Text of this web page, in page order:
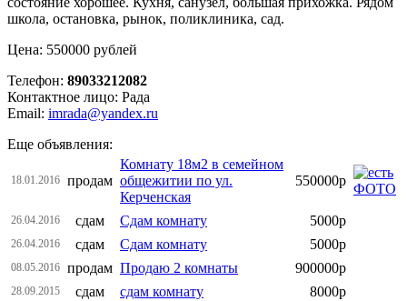
школа, остановка, рынок, поликлиника, сад.
Цена: 550000 рублей
Телефон: 89033212082
Контактное лицо: Рада
Email: imrada@yandex.ru
Еще объявления:
18.01.2016 продам
Комнату 18м2 в семейном
общежитии по ул.
Керченская
550000р
26.04.2016 сдам Сдам комнату 5000р
26.04.2016 сдам Сдам комнату 5000р
08.05.2016 продам Продаю 2 комнаты 900000р
28.09.2015 сдам сдам комнату 8000р